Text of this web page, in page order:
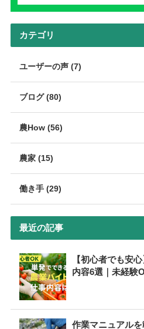
カテゴリ
ユーザーの声 (7)
ブログ (80)
農How (56)
農家 (15)
働き手 (29)
最近の記事
【初心者でも安
内容6選｜未経験
作業マニュアル